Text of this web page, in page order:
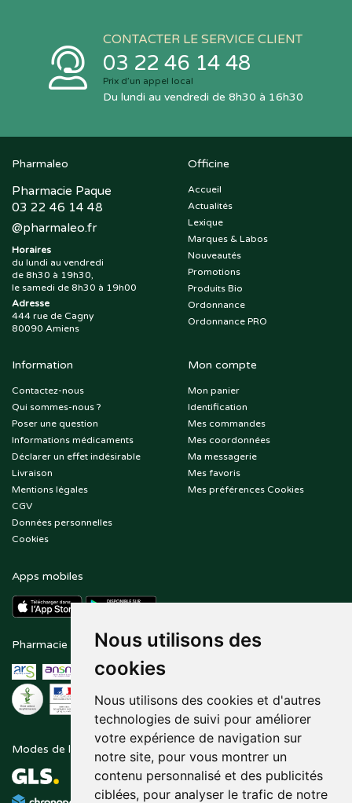
Nous utilisons des
cookies
Nous utilisons des cookies et d'autres
technologies de suivi pour améliorer
votre expérience de navigation sur
notre site, pour vous montrer un
contenu personnalisé et des publicités
ciblées, pour analyser le trafic de notre
CONTACTER LE SERVICE CLIENT
03 22 46 14 48
Prix d’un appel local
Du lundi au vendredi de 8h30 à 16h30
Pharmaleo
Pharmacie Paque
03 22 46 14 48
@pharmaleo.fr
Horaires
du lundi au vendredi
de 8h30 à 19h30,
le samedi de 8h30 à 19h00
Adresse
444 rue de Cagny
80090 Amiens
Officine
Accueil
Actualités
Lexique
Marques & Labos
Nouveautés
Promotions
Produits Bio
Ordonnance
Ordonnance PRO
Information
Contactez-nous
Qui sommes-nous ?
Poser une question
Informations médicaments
Déclarer un effet indésirable
Livraison
Mentions légales
CGV
Données personnelles
Cookies
Mon compte
Mon panier
Identification
Mes commandes
Mes coordonnées
Ma messagerie
Mes favoris
Mes préférences Cookies
Apps mobiles
Pharmacie en ligne agréée Paiement sécurisé
Modes de livraison Suivez-nous sur